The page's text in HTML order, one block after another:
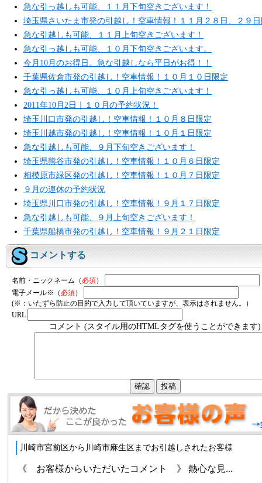
急な引っ越しも可能、１１月下旬空きございます！
埼玉県さいたま市発の引越し！空車情報！１１月２８日、２９
急な引越しも可能、１１月上旬空きございます！
急な引っ越しも可能、１０月下旬空きございます。
今月10月のお得日。急な引越しなら平日がお得！！
千葉県佐倉市発の引越し！空車情報！１０月１０日限定
急な引っ越しも可能、１０月上旬空きございます！
2011年10月2日｜１０月の予約状況！
埼玉川口市発の引越し！空車情報！１０月８日限定
埼玉川越市発の引越し！空車情報！１０月１日限定
急な引越しも可能、９月下旬空きございます！
埼玉県熊谷市発の引越し！空車情報！１０月６日限定
相模原市緑区発の引越し！空車情報！１０月７日限定
９月の連休の予約状況
埼玉県川口市発の引越し！空車情報！９月１７日限定
急な引越しも可能、９月上旬空きございます！
千葉県船橋市発の引越し！空車情報！９月２１日限定
コメントする
名前・ニックネーム（ 必須）
電子メール※（ 必須）
(※：いたずら防止の目的で入力して頂いていますが、表示はされません。）
URL
コメント (スタイル用のHTMLタグを使うことができます)